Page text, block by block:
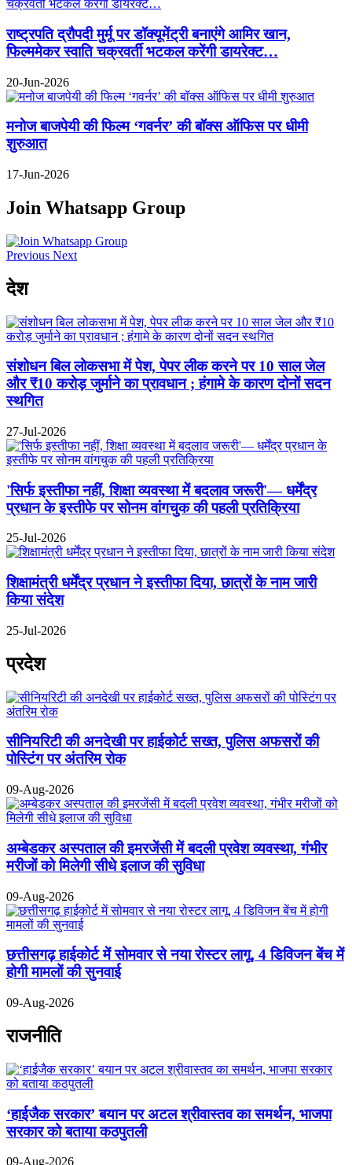
राष्ट्रपति द्रौपदी मुर्मू पर डॉक्यूमेंट्री बनाएंगे आमिर खान,
फिल्ममेकर स्वाति चक्रवर्ती भटकल करेंगी डायरेक्ट…
20-Jun-2026
मनोज बाजपेयी की फिल्म ‘गवर्नर’ की बॉक्स ऑफिस पर धीमी
शुरुआत
17-Jun-2026
Join Whatsapp Group
Previous Next
देश
संशोधन बिल लोकसभा में पेश, पेपर लीक करने पर 10 साल जेल
और ₹10 करोड़ जुर्माने का प्रावधान ; हंगामे के कारण दोनों सदन
स्थगित
27-Jul-2026
'सिर्फ इस्तीफा नहीं, शिक्षा व्यवस्था में बदलाव जरूरी'— धर्मेंद्र
प्रधान के इस्तीफे पर सोनम वांगचुक की पहली प्रतिक्रिया
25-Jul-2026
शिक्षामंत्री धर्मेंद्र प्रधान ने इस्तीफा दिया, छात्रों के नाम जारी
किया संदेश
25-Jul-2026
प्रदेश
सीनियरिटी की अनदेखी पर हाईकोर्ट सख्त, पुलिस अफसरों की
पोस्टिंग पर अंतरिम रोक
09-Aug-2026
अम्बेडकर अस्पताल की इमरजेंसी में बदली प्रवेश व्यवस्था, गंभीर
मरीजों को मिलेगी सीधे इलाज की सुविधा
09-Aug-2026
छत्तीसगढ़ हाईकोर्ट में सोमवार से नया रोस्टर लागू, 4 डिविजन बेंच में
होगी मामलों की सुनवाई
09-Aug-2026
राजनीति
‘हाईजैक सरकार’ बयान पर अटल श्रीवास्तव का समर्थन, भाजपा
सरकार को बताया कठपुतली
09-Aug-2026